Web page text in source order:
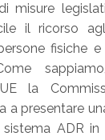
misure
il ricorso
fisiche e
la
a presentare
ADR in